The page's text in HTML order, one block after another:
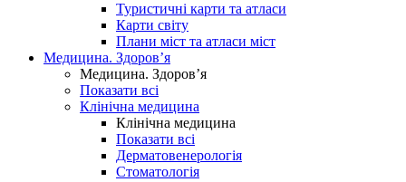
Туристичні карти та атласи
Карти світу
Плани міст та атласи міст
Медицина. Здоров’я
Медицина. Здоров’я
Показати всі
Клінічна медицина
Клінічна медицина
Показати всі
Дерматовенерологія
Стоматологія